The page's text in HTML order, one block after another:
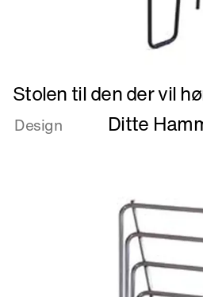
Læs
mere
om
Stolen til den der vil
Design Ditte